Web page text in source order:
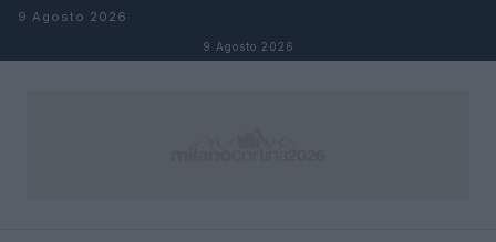
Salta al contenuto
9 Agosto 2026
9 Agosto 2026